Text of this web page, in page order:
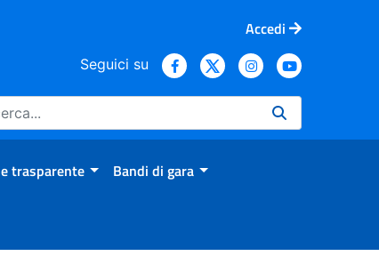
Accedi
Seguici su
trasparente Bandi di gara